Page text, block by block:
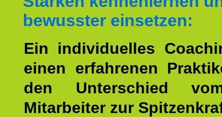
bewusster einsetzen:
Ein individuelles
einen erfahrenen
den Unterschied
Mitarbeiter zur